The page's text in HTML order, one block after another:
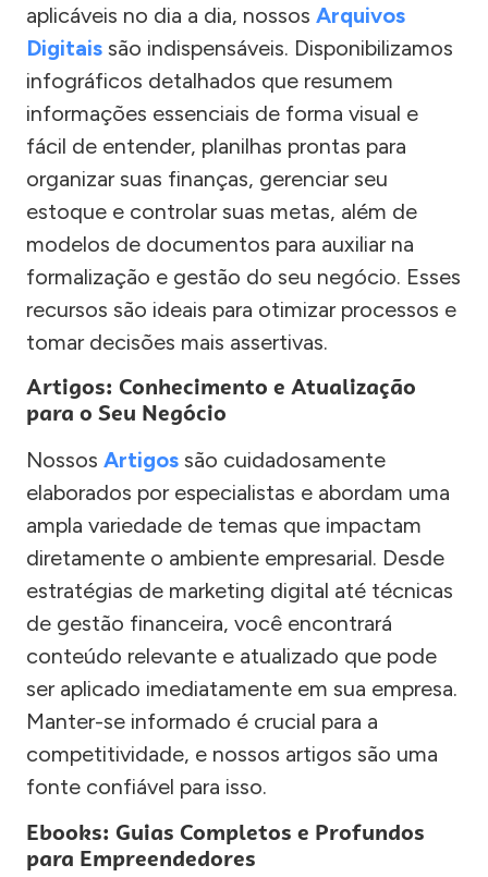
aplicáveis no dia a dia, nossos Arquivos
Digitais são indispensáveis. Disponibilizamos
infográficos detalhados que resumem
informações essenciais de forma visual e
fácil de entender, planilhas prontas para
organizar suas finanças, gerenciar seu
estoque e controlar suas metas, além de
modelos de documentos para auxiliar na
formalização e gestão do seu negócio. Esses
recursos são ideais para otimizar processos e
tomar decisões mais assertivas.
Artigos: Conhecimento e Atualização
para o Seu Negócio
Nossos Artigos são cuidadosamente
elaborados por especialistas e abordam uma
ampla variedade de temas que impactam
diretamente o ambiente empresarial. Desde
estratégias de marketing digital até técnicas
de gestão financeira, você encontrará
conteúdo relevante e atualizado que pode
ser aplicado imediatamente em sua empresa.
Manter-se informado é crucial para a
competitividade, e nossos artigos são uma
fonte confiável para isso.
Ebooks: Guias Completos e Profundos
para Empreendedores